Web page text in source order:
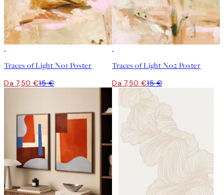
Traces of Light No1 Poster
Da 7,50 €15 €
Traces of Light No2 Poster
Da 7,50 €15 €